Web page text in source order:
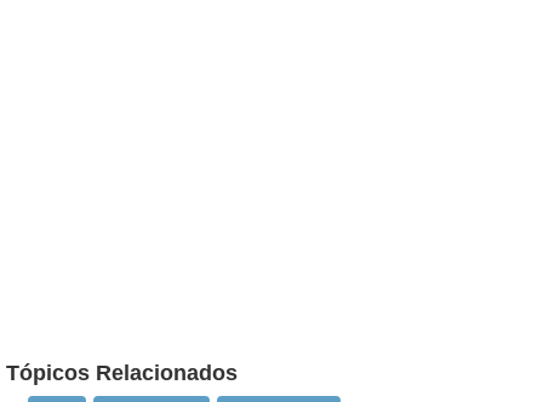
Tópicos Relacionados